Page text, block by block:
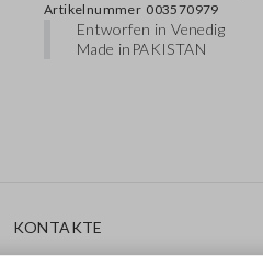
Artikelnummer 003570979
Entworfen in Venedig
Made in PAKISTAN
KONTAKTE
Rufen Sie Uns An: 041